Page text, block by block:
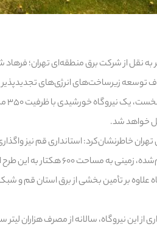
به نقل از شرکت برق منطقه‌ای تهران؛
انرژی‌های تجدیدپذیر در کشور اجرا
خاطرنشان‌کرد: استانداری قم نیز واگذاری
هکتار به این طرح اختصاص خواهد یافت.
علاوه بر تأمین بخشی از برق استان قم
از این نیروگاه، سالانه از مصرف هزاران